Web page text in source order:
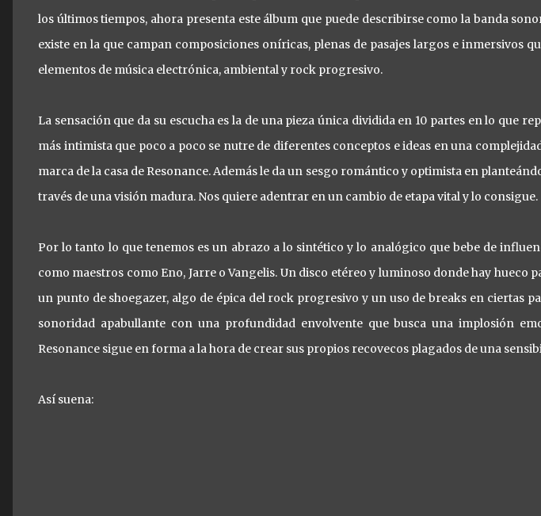
los últimos tiempos, ahora presenta este álbum que puede describirse como la banda
existe en la que campan composiciones oníricas, plenas de pasajes largos e inmersivos
elementos de música electrónica, ambiental y rock progresivo.
La sensación que da su escucha es la de una pieza única dividida en 10 partes en lo que
más intimista que poco a poco se nutre de diferentes conceptos e ideas en una
marca de la casa de Resonance. Además le da un sesgo romántico y optimista en
través de una visión madura. Nos quiere adentrar en un cambio de etapa vital y lo consigue.
Por lo tanto lo que tenemos es un abrazo a lo sintético y lo analógico que bebe de
como maestros como Eno, Jarre o Vangelis. Un disco etéreo y luminoso donde hay hueco
un punto de shoegazer, algo de épica del rock progresivo y un uso de breaks en ciertas
sonoridad apabullante con una profundidad envolvente que busca una implosión
Resonance sigue en forma a la hora de crear sus propios recovecos plagados de una
Así suena: